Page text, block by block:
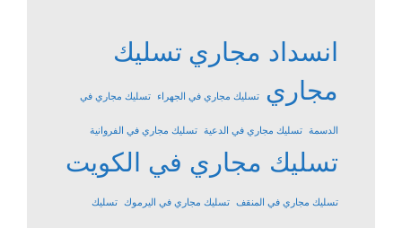
انسداد مجاري تسليك
مجاري
تسليك مجاري في الجهراء تسليك مجاري في
الدسمة تسليك مجاري في الدعية تسليك مجاري في الفروانية
تسليك مجاري في الكويت
تسليك مجاري في المنقف تسليك مجاري في اليرموك تسليك